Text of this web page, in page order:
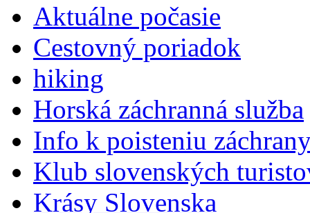
Aktuálne počasie
Cestovný poriadok
hiking
Horská záchranná služba
Info k poisteniu
Klub slovenských
Krásy Slovenska